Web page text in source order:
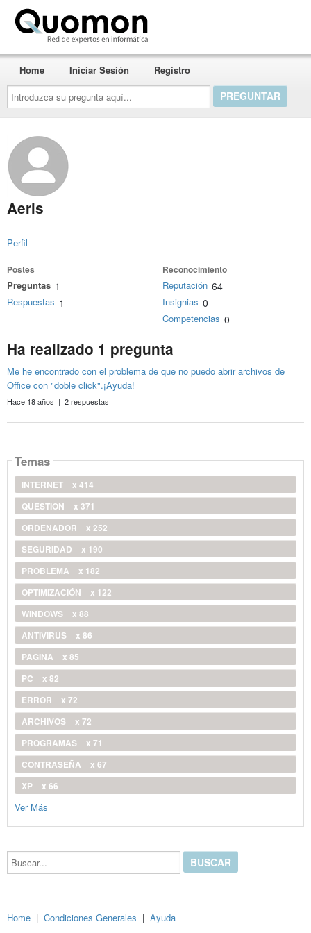
Introduzca
su
pregunta
aquí...
Home Iniciar Sesión Registro
Aeris
Perfil
Postes
Preguntas 1
Respuestas 1
Reconocimiento
Reputación 64
Insignias 0
Competencias 0
Ha realizado 1 pregunta
Me he encontrado con el problema de que no puedo abrir archivos de
Office con "doble click".¡Ayuda!
Hace 18 años | 2 respuestas
Temas
INTERNET
x 414
QUESTION
x 371
ORDENADOR
x 252
SEGURIDAD
x 190
PROBLEMA
x 182
OPTIMIZACIÓN
x 122
WINDOWS
x 88
ANTIVIRUS
x 86
PAGINA
x 85
PC
x 82
ERROR
x 72
ARCHIVOS
x 72
PROGRAMAS
x 71
CONTRASEÑA
x 67
XP
x 66
Ver Más
Buscar...
Home | Condiciones Generales | Ayuda